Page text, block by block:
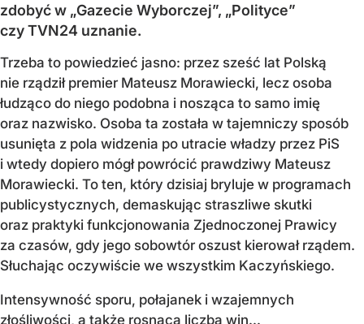
zdobyć w „Gazecie Wyborczej”, „Polityce”
czy TVN24 uznanie.
Trzeba to powiedzieć jasno: przez sześć lat Polską
nie rządził premier Mateusz Morawiecki, lecz osoba
łudząco do niego podobna i nosząca to samo imię
oraz nazwisko. Osoba ta została w tajemniczy sposób
usunięta z pola widzenia po utracie władzy przez PiS
i wtedy dopiero mógł powrócić prawdziwy Mateusz
Morawiecki. To ten, który dzisiaj bryluje w programach
publicystycznych, demaskując straszliwe skutki
oraz praktyki funkcjonowania Zjednoczonej Prawicy
za czasów, gdy jego sobowtór oszust kierował rządem.
Słuchając oczywiście we wszystkim Kaczyńskiego.
Intensywność sporu, połajanek i wzajemnych
złośliwości, a także rosnąca liczba win...